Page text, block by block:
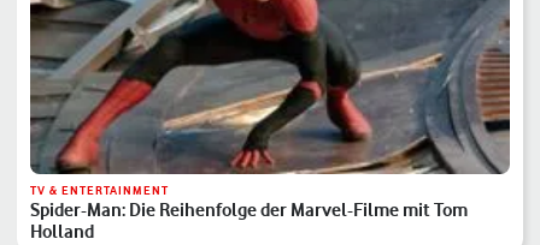
TV & ENTERTAINMENT
Spider-Man: Die Reihenfolge der Marvel-Filme mit Tom
Holland